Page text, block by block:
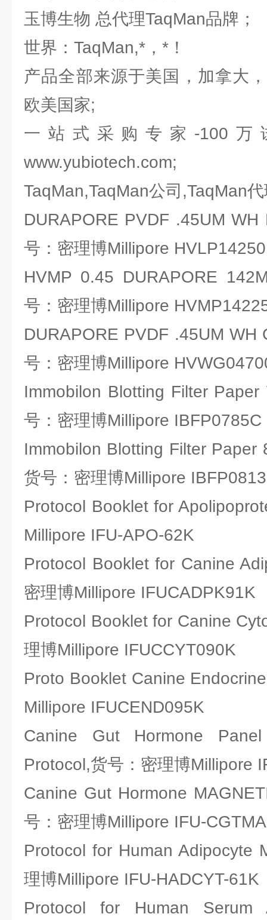
玉博生物 总代理TaqMan品牌；
世界：TaqMan,*，*！
产品全部来源于美国，加拿大
欧美国家;
一站式采购专家-100万
www.yubiotech.com;
TaqMan,TaqMan公司,TaqMan
DURAPORE PVDF .45UM
号：密理博Millipore HVLP14250
HVMP 0.45 DURAPORE
号：密理博Millipore
DURAPORE PVDF .45UM WH
号：密理博Millipore
Immobilon Blotting Filter
号：密理博Millipore IBFP0785C
Immobilon Blotting Filter Paper
货号：密理博Millipore
Protocol Booklet for
Millipore IFU-APO-62K
Protocol Booklet for Canine
密理博Millipore IFUCADPK91K
Protocol Booklet for Canine
理博Millipore IFUCCYT090K
Proto Booklet Canine
Millipore IFUCEND095K
Canine Gut Hormone
Protocol,货号：密理博Millipore
Canine Gut Hormone
号：密理博Millipore IFU-
Protocol for Human Adipocyte
理博Millipore IFU-HADCYT-61K
Protocol for Human Serum